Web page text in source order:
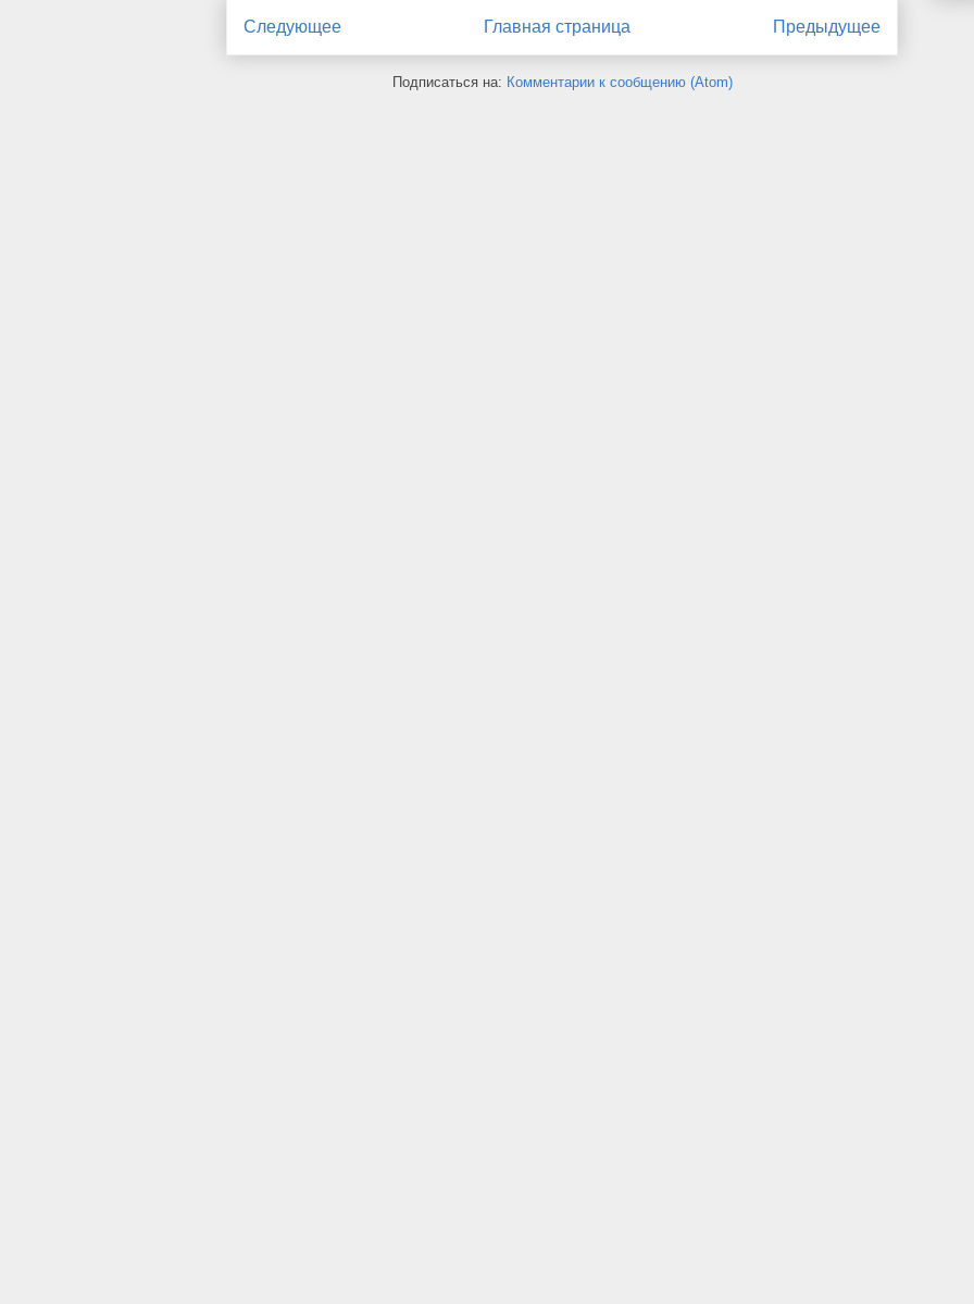
Следующее Предыдущее
Главная страница
Подписаться на: Комментарии к сообщению (Atom)